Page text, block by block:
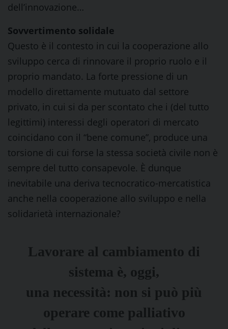
dell’innovazione…
Sovvertimento solidale
Questo è il contesto in cui la cooperazione allo
sviluppo cerca di rinnovare il proprio ruolo e il
proprio mandato. La forte pressione di un
modello direttamente mutuato dal settore
privato, in cui si da per scontato che i (del tutto
legittimi) interessi degli operatori di mercato
coincidano con il “bene comune”, produce una
torsione di cui forse la stessa società civile non è
sempre del tutto consapevole. È dunque
inevitabile una deriva tecnocratico-mercatistica
anche nella cooperazione allo sviluppo e nella
solidarietà internazionale?
Lavorare al cambiamento di
sistema è, oggi,
una necessità: non si può più
operare come palliativo